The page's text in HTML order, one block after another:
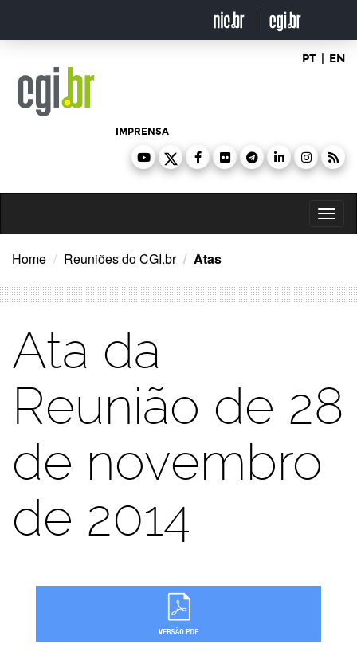
o
PT | EN
IMPRENSA
Home Reuniões do CGI.br Atas
Ata da
Reunião de 28
de novembro
de 2014